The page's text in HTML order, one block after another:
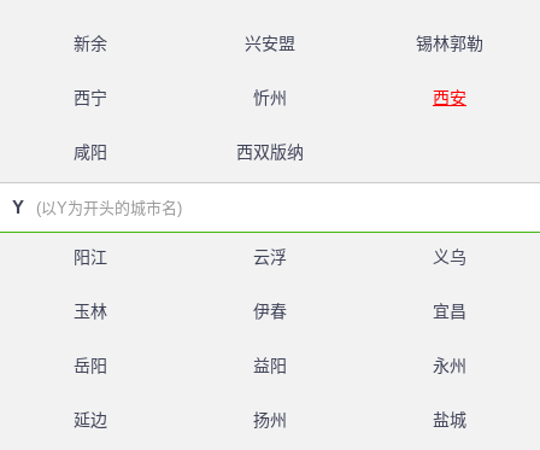
新余 兴安盟 锡林郭勒
西宁 忻州 西安
咸阳 西双版纳
Y (以Y为开头的城市名)
阳江 云浮 义乌
玉林 伊春 宜昌
岳阳 益阳 永州
延边 扬州 盐城